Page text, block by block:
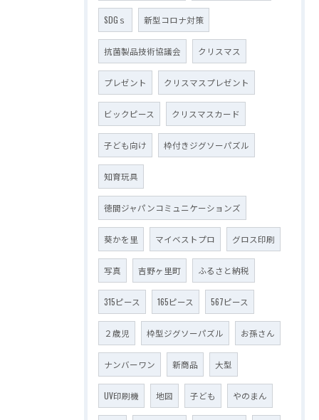
SDGｓ 新型コロナ対策
抗菌製品技術協議会 クリスマス
プレゼント クリスマスプレゼント
ビックピース クリスマスカード
子ども向け 枠付きジグソーパズル
知育玩具
徳間ジャパンコミュニケーションズ
葵かを里 マイベストプロ グロス印刷
写真 吉野ヶ里町 ふるさと納税
315ピース 165ピース 567ピース
２歳児 枠型ジグソーパズル お孫さん
ナンバーワン 新商品 大型
UV印刷機 地図 子ども やのまん